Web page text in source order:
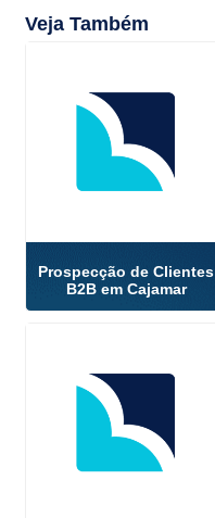
Veja Também
Prospecção de Clientes
B2B em Cajamar